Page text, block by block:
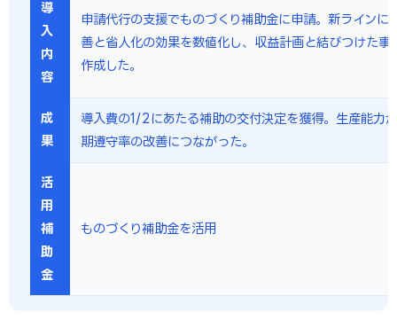
導
入
内
容
申請代行の支援でものづくり補助金に申請。新ラインに
善と省人化の効果を数値化し、収益計画と結びつけた事
作成した。
成
果
導入費の1/2にあたる補助の交付決定を獲得。生産能力
期遵守率の改善につながった。
活
用
補
助
金
ものづくり補助金を活用